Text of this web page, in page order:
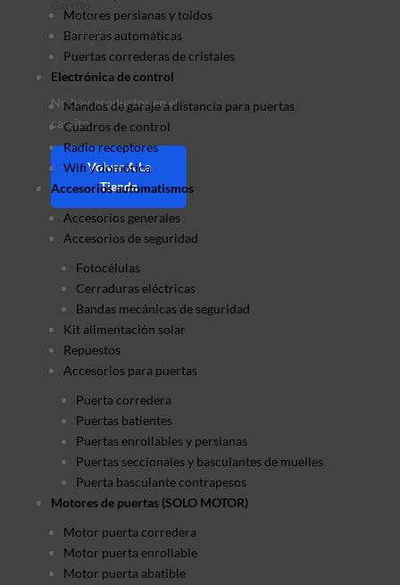
No hay productos en el
carrito.
Volver A La
Tienda
Motores persianas y toldos
Barreras automáticas
Puertas correderas de cristales
Electrónica de control
Mandos de garaje a distancia para puertas
Cuadros de control
Radio receptores
Wifi y domótica
Accesorios automatismos
Accesorios generales
Accesorios de seguridad
Fotocélulas
Cerraduras eléctricas
Bandas mecánicas de seguridad
Kit alimentación solar
Repuestos
Accesorios para puertas
Puerta corredera
Puertas batientes
Puertas enrollables y persianas
Puertas seccionales y basculantes de muelles
Puerta basculante contrapesos
Motores de puertas (SOLO MOTOR)
Motor puerta corredera
Motor puerta enrollable
Motor puerta abatible